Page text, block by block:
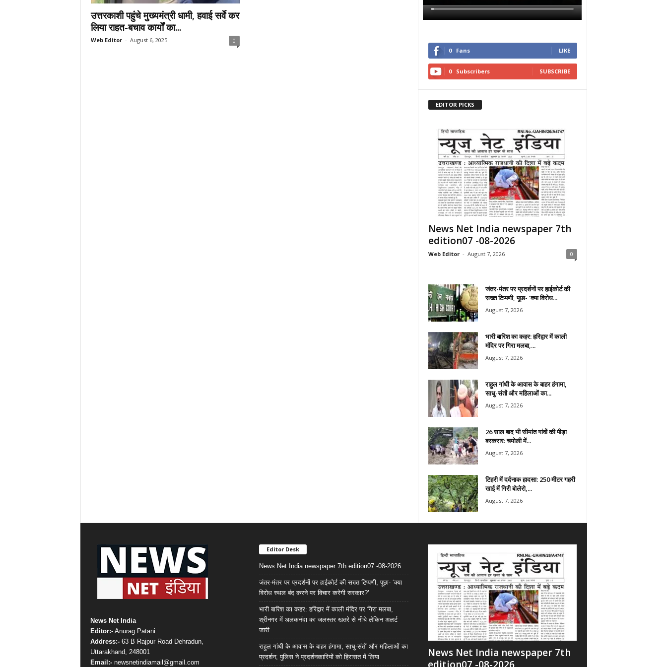
उत्तरकाशी पहुंचे मुख्यमंत्री धामी, हवाई सर्वे कर
लिया राहत-बचाव कार्यों का...
Web Editor - August 6, 2025 0
0 Fans LIKE
0 Subscribers SUBSCRIBE
EDITOR PICKS
News Net India newspaper 7th
edition07 -08-2026
Web Editor - August 7, 2026 0
जंतर-मंतर पर प्रदर्शनों पर हाईकोर्ट की
सख्त टिप्पणी, पूछा- ‘क्या विरोध...
August 7, 2026
भारी बारिश का कहर: हरिद्वार में काली
मंदिर पर गिरा मलबा,...
August 7, 2026
राहुल गांधी के आवास के बाहर हंगामा,
साधु-संतों और महिलाओं का...
August 7, 2026
26 साल बाद भी सीमांत गांवों की पीड़ा
बरकरार: चमोली में...
August 7, 2026
टिहरी में दर्दनाक हादसा: 250 मीटर गहरी
खाई में गिरी बोलेरो,...
August 7, 2026
News Net India
Editor:-Anurag Patani
Address:-63 B Rajpur Road Dehradun,
Uttarakhand, 248001
Email:-newsnetindiamail@gmail.com
Editor Desk
News Net India newspaper 7th edition07 -08-2026
जंतर-मंतर पर प्रदर्शनों पर हाईकोर्ट की सख्त टिप्पणी, पूछा- ‘क्या
विरोध स्थल बंद करने पर विचार करेगी सरकार?’
भारी बारिश का कहर: हरिद्वार में काली मंदिर पर गिरा मलबा,
श्रीनगर में अलकनंदा का जलस्तर खतरे से नीचे लेकिन अलर्ट
जारी
राहुल गांधी के आवास के बाहर हंगामा, साधु-संतों और महिलाओं का
प्रदर्शन; पुलिस ने प्रदर्शनकारियों को हिरासत में लिया
News Net India newspaper 7th